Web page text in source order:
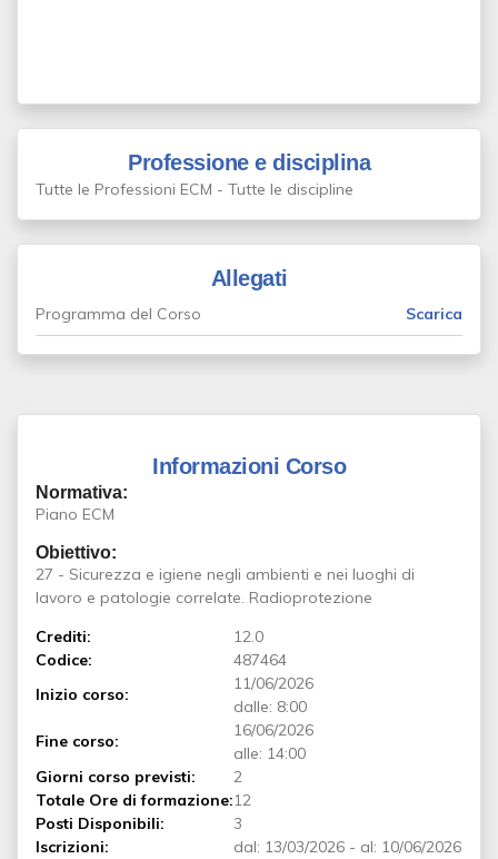
Professione e disciplina
Tutte le Professioni ECM - Tutte le discipline
Allegati
Programma del Corso Scarica
Informazioni Corso
Normativa:
Piano ECM
Obiettivo:
27 - Sicurezza e igiene negli ambienti e nei luoghi di
lavoro e patologie correlate. Radioprotezione
Crediti:
12.0
Codice:
487464
Inizio corso:
11/06/2026
dalle: 8:00
Fine corso:
16/06/2026
alle: 14:00
Giorni corso previsti:
2
Totale Ore di formazione:12
Posti Disponibili:
3
Iscrizioni:
dal: 13/03/2026 - al: 10/06/2026